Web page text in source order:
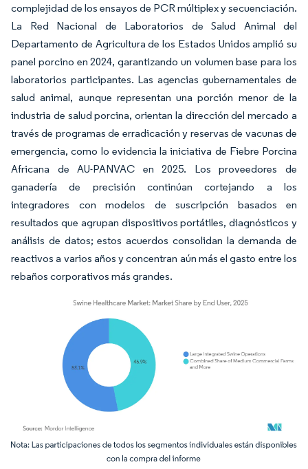
complejidad de los ensayos de PCR múltiplex y secuenciación.
La Red Nacional de Laboratorios de Salud Animal del
Departamento de Agricultura de los Estados Unidos amplió su
panel porcino en 2024, garantizando un volumen base para los
laboratorios participantes. Las agencias gubernamentales de
salud animal, aunque representan una porción menor de la
industria de salud porcina, orientan la dirección del mercado a
través de programas de erradicación y reservas de vacunas de
emergencia, como lo evidencia la iniciativa de Fiebre Porcina
Africana de AU-PANVAC en 2025. Los proveedores de
ganadería de precisión continúan cortejando a los
integradores con modelos de suscripción basados en
resultados que agrupan dispositivos portátiles, diagnósticos y
análisis de datos; estos acuerdos consolidan la demanda de
reactivos a varios años y concentran aún más el gasto entre los
rebaños corporativos más grandes.
Imagen © Mordor Intelligence. El uso requiere atribución según CC BY 4.0.